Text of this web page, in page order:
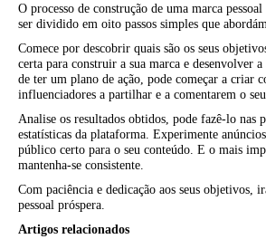
O processo de construção de uma marca
ser dividido em oito passos simples que
Comece por descobrir quais são os seus
certa para construir a sua marca e desenvolver
de ter um plano de ação, pode começar a criar
influenciadores a partilhar e a comentarem o
Analise os resultados obtidos, pode fazê-lo nas
estatísticas da plataforma. Experimente
público certo para o seu conteúdo. E o mais
mantenha-se consistente.
Com paciência e dedicação aos seus objetivos,
pessoal próspera.
Artigos relacionados